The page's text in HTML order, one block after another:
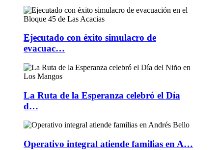
Ejecutado con éxito simulacro de
evacuac…
La Ruta de la Esperanza celebró el Día
d…
Operativo integral atiende familias en A…